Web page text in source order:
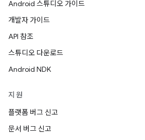
Android 스튜디오 가이드
개발자 가이드
API 참조
스튜디오 다운로드
Android NDK
지원
플랫폼 버그 신고
문서 버그 신고